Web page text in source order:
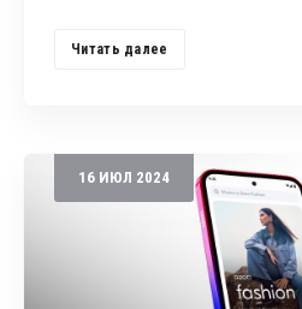
Читать далее
16 ИЮЛ 2024